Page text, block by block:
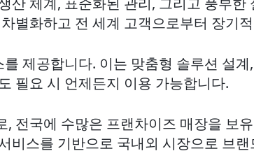
별화하고 전 세계 고객으로부터 장기
를 제공합니다. 이는 맞춤형 솔루션 설
필요 시 언제든지 이용 가능합니다.
전국에 수많은 프랜차이즈 매장을 보
비스를 기반으로 국내외 시장으로 브